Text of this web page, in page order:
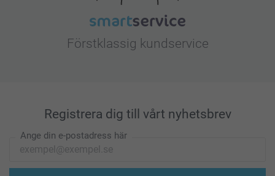
Förstklassig kundservice
Registrera dig till vårt nyhetsbrev
Ange din e-postadress här